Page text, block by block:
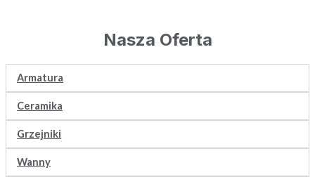
Nasza Oferta
Armatura
Ceramika
Grzejniki
Wanny